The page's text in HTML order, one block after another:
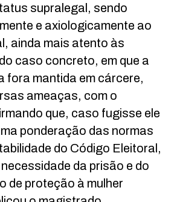
supralegal, sendo
e axiologicamente ao
ainda mais atento às
caso concreto, em que a
fora mantida em cárcere,
ameaças, com o
que, caso fugisse ele
ponderação das normas
do Código Eleitoral,
da prisão e do
de proteção à mulher